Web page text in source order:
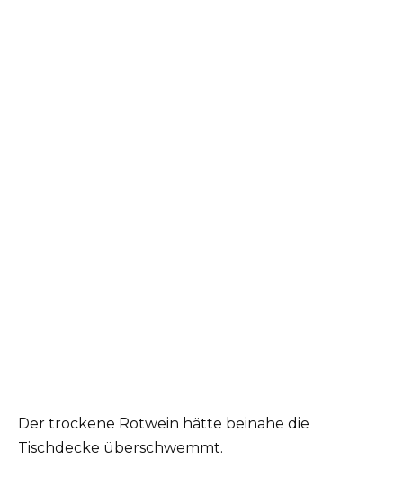
Der trockene Rotwein hätte beinahe die
Tischdecke überschwemmt.